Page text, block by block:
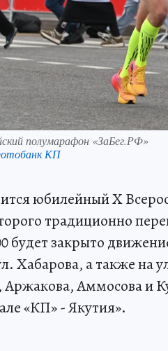
полумарафон «ЗаБег.РФ»
КП
юбилейный X
традиционно
будет закрыто
Хабарова, а также на
Аммосова и
«КП» - Якутия».